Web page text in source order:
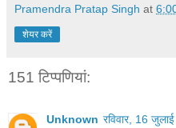
Pramendra Pratap Singh at
शेयर करें
151 टिप्‍पणियां:
Unknown रविवार, 16